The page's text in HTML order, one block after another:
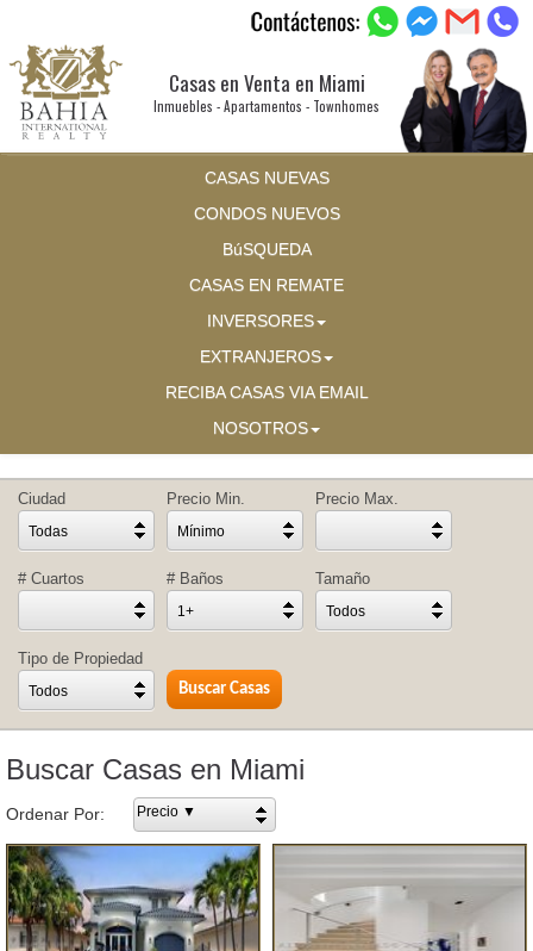
Casas en Venta en Miami
Inmuebles - Apartamentos - Townhomes
CASAS NUEVAS
CONDOS NUEVOS
BúSQUEDA
CASAS EN REMATE
INVERSORES
EXTRANJEROS
RECIBA CASAS VIA EMAIL
NOSOTROS
Ciudad
Todas
Precio Min.
Mínimo
Precio Max.
# Cuartos # Baños
1+
Tamaño
Todos
Tipo de Propiedad
Todos
Buscar Casas en Miami
Ordenar Por: Precio ▼